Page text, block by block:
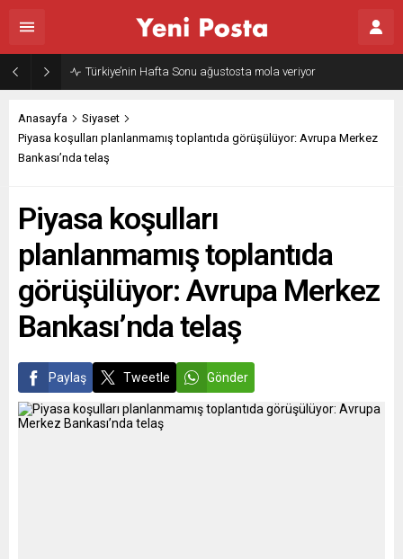
Türkiye’nin Hafta Sonu ağustosta mola veriyor
Anasayfa
Siyaset
Piyasa koşulları planlanmamış toplantıda görüşülüyor: Avrupa Merkez
Bankası’nda telaş
Piyasa koşulları
planlanmamış toplantıda
görüşülüyor: Avrupa Merkez
Bankası’nda telaş
Paylaş Tweetle Gönder